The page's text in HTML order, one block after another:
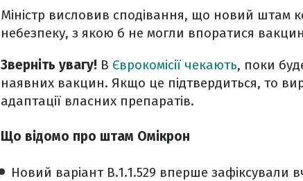
Міністр висловив сподівання, що новий штам
небезпеку, з якою б не могли впоратися
Зверніть увагу! В Єврокомісії чекають, поки
наявних вакцин. Якщо це підтвердиться, то
адаптації власних препаратів.
Що відомо про штам Омікрон
Новий варіант B.1.1.529 вперше зафіксували